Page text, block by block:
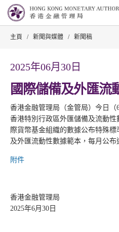
主頁 / 新聞與媒體 / 新聞稿
2025年06月30日
國際儲備及外匯流
香港金融管理局（金管局）今日（
香港特別行政區外匯儲備及流動
際貨幣基金組織的數據公布特殊
及外匯流動性數據範本，每月公布
附件
香港金融管理局
2025年6月30日